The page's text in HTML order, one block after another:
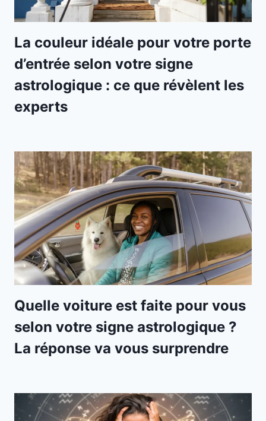
La couleur idéale pour votre porte
d’entrée selon votre signe
astrologique : ce que révèlent les
experts
Quelle voiture est faite pour vous
selon votre signe astrologique ?
La réponse va vous surprendre